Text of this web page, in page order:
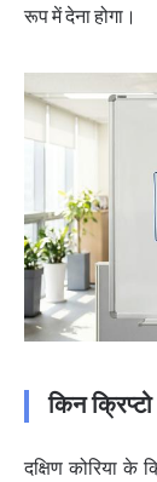
रूप में देना होगा।
किन
दक्षिण कोरिया के